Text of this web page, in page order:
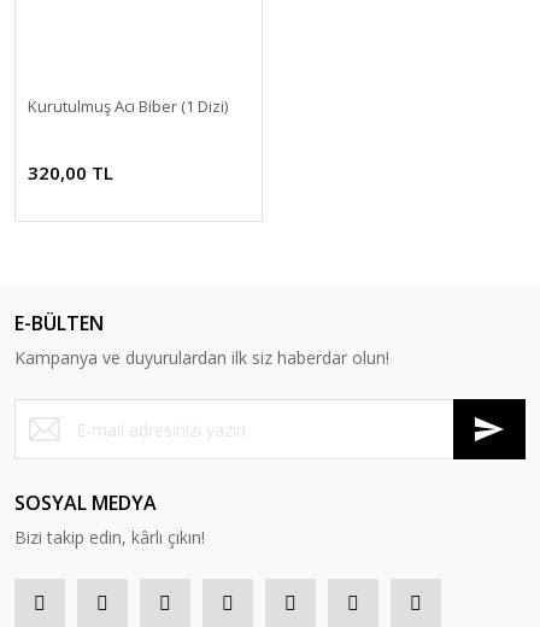
Kurutulmuş Acı Biber (1 Dizi)
320,00 TL
E-BÜLTEN
Kampanya ve duyurulardan ilk siz haberdar olun!
SOSYAL MEDYA
Bizi takip edin, kârlı çıkın!